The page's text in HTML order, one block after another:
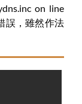
on line
誤，雖然作法